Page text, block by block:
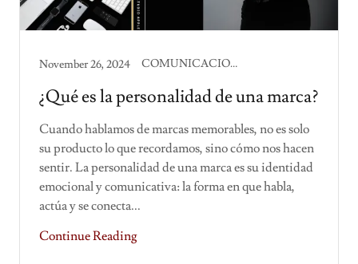
November 26, 2024 COMUNICACION CORPORATIVA
¿Qué es la personalidad de una marca?
Cuando hablamos de marcas memorables, no es solo
su producto lo que recordamos, sino cómo nos hacen
sentir. La personalidad de una marca es su identidad
emocional y comunicativa: la forma en que habla,
actúa y se conecta...
Continue Reading